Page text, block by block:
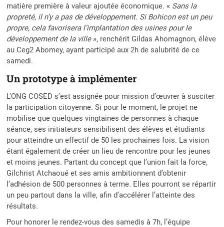
matière première à valeur ajoutée économique. « Sans la
propreté, il n’y a pas de développement. Si Bohicon est un peu
propre, cela favorisera l’implantation des usines pour le
développement de la ville», renchérit Gildas Ahomagnon, élève
au Ceg2 Abomey, ayant participé aux 2h de salubrité de ce
samedi.
Un prototype à implémenter
L’ONG COSED s’est assignée pour mission d’œuvrer à susciter
la participation citoyenne. Si pour le moment, le projet ne
mobilise que quelques vingtaines de personnes à chaque
séance, ses initiateurs sensibilisent des élèves et étudiants
pour atteindre un effectif de 50 les prochaines fois. La vision
étant également de créer un lieu de rencontre pour les jeunes
et moins jeunes. Partant du concept que l’union fait la force,
Gilchrist Atchaoué et ses amis ambitionnent d’obtenir
l’adhésion de 500 personnes à terme. Elles pourront se répartir
un peu partout dans la ville, afin d’accélérer l’atteinte des
résultats.
Pour honorer le rendez-vous des samedis à 7h, l’équipe